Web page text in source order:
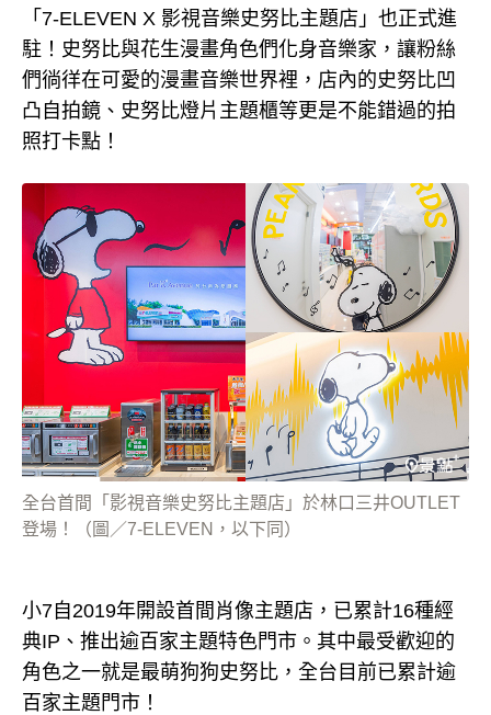
「7-ELEVEN X 影視音樂史努比主題店」也正式進
駐！史努比與花生漫畫角色們化身音樂家，讓粉絲
們徜徉在可愛的漫畫音樂世界裡，店內的史努比凹
凸自拍鏡、史努比燈片主題櫃等更是不能錯過的拍
照打卡點！
全台首間「影視音樂史努比主題店」於林口三井OUTLET
登場！（圖／7-ELEVEN，以下同）
小7自2019年開設首間肖像主題店，已累計16種經
典IP、推出逾百家主題特色門市。其中最受歡迎的
角色之一就是最萌狗狗史努比，全台目前已累計逾
百家主題門市！